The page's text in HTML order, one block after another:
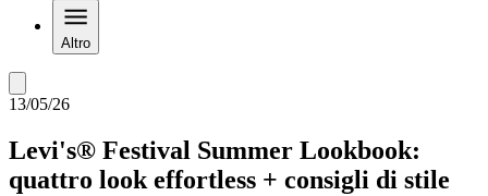
Altro
13/05/26
Levi's® Festival Summer Lookbook:
quattro look effortless + consigli di stile